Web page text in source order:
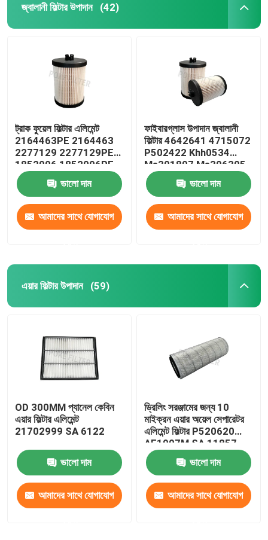
জ্বালানী ফিল্টার উপাদান (42)
ট্রাক ফুয়েল ফিল্টার এলিমেন্ট
2164463PE 2164463
2277129 2277129PE
1852006 1852006PE
ভালো দাম
আমাদের সাথে যোগাযোগ
ফাইবারগ্লাস উপাদান জ্বালানী
ফিল্টার 4642641 4715072
P502422 Khh0534
Me301897 Me306305
ভালো দাম
আমাদের সাথে যোগাযোগ
এয়ার ফিল্টার উপাদান (59)
OD 300MM প্যানেল কেবিন
এয়ার ফিল্টার এলিমেন্ট
21702999 SA 6122
ভালো দাম
আমাদের সাথে যোগাযোগ
ড্রিলিং সরঞ্জামের জন্য 10
মাইক্রন এয়ার অয়েল সেপারেটর
এলিমেন্ট ফিল্টার P520620
AF1907M SA 11857
ভালো দাম
আমাদের সাথে যোগাযোগ